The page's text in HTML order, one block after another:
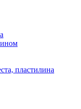
пластилина